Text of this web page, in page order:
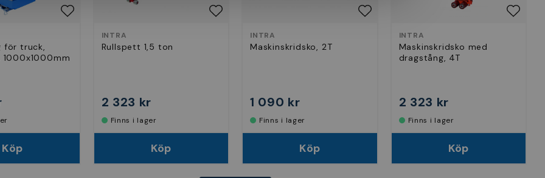
för truck,
Köp
INTRA
Rullspett 1,5 ton
2 323 kr
Finns i lager
Köp
INTRA
Maskinskridsko, 2T
1 090 kr
Finns i lager
Köp
INTRA
Maskinskridsko med
dragstång, 4T
2 323 kr
Finns i lager
Köp